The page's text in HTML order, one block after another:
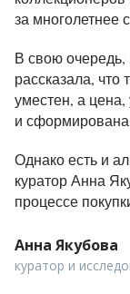
за многолетнее
В свою
рассказала,
уместен, а
и
Однако есть и
куратор Анна
процессе
Анна Якубова
куратор и